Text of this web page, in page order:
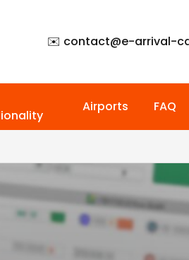
✉️ contact@e-arrival-
Airports FAQ